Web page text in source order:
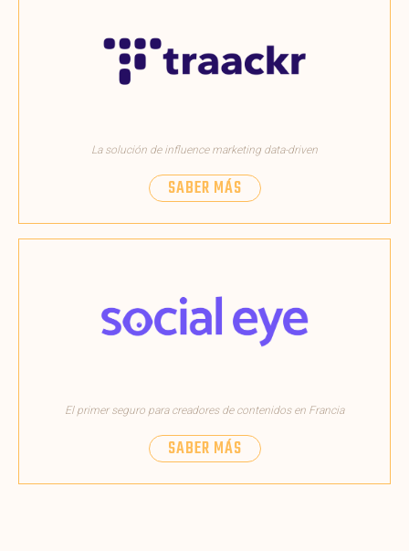
La solución de influence marketing data-driven
SABER MÁS
El primer seguro para creadores de contenidos en Francia
SABER MÁS